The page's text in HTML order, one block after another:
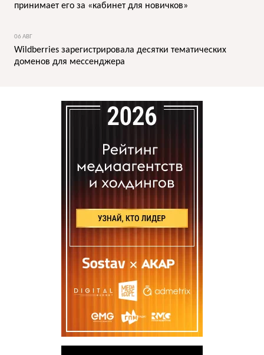
принимает его за «кабинет для новичков»
06 АВГ
Wildberries зарегистрировала десятки тематических
доменов для мессенджера